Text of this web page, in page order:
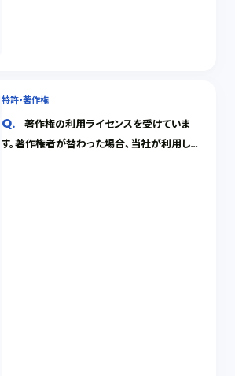
特許・著作権
著作権の利用ライセンスを受けていま
す。著作権者が替わった場合、当社が利用し続